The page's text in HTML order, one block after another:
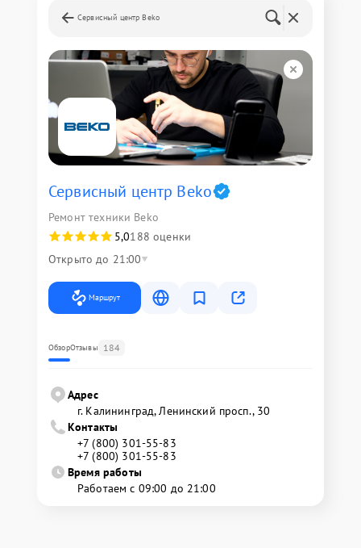
Сервисный центр Beko
Сервисный центр Beko
Ремонт техники Beko
5,0188 оценки
Открыто до 21:00
Маршрут
ОбзорОтзывы 184
Адрес
г. Калининград, Ленинский просп., 30
Контакты
+7 (800) 301-55-83
+7 (800) 301-55-83
Время работы
Работаем с 09:00 до 21:00